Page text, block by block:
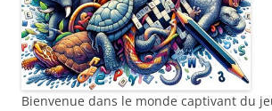
Bienvenue dans le monde captivant du